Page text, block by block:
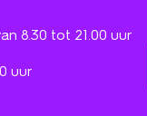
8.30 tot 21.00 uur
uur